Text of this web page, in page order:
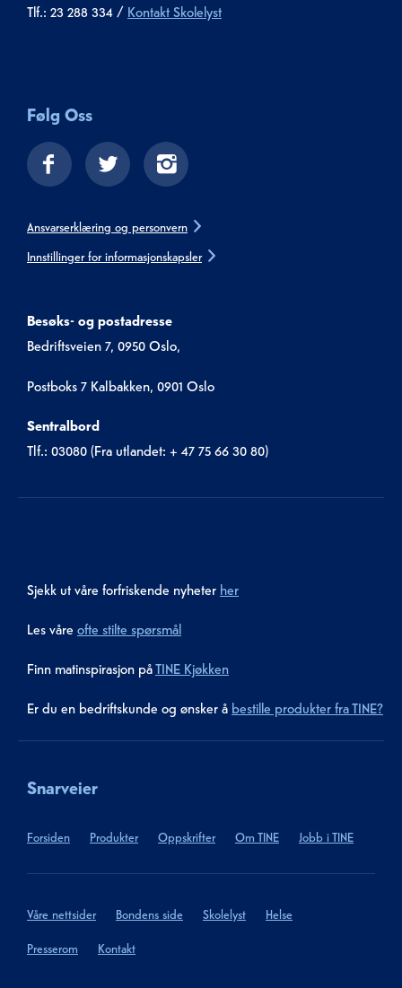
Tlf.: 23 288 334 / Kontakt Skolelyst
Følg Oss
Ansvarserklæring og personvern
Innstillinger for informasjonskapsler
Besøks- og postadresse
Bedriftsveien 7, 0950 Oslo,
Postboks 7 Kalbakken, 0901 Oslo
Sentralbord
Tlf.: 03080 (Fra utlandet: + 47 75 66 30 80)
Sjekk ut våre forfriskende nyheter her
Les våre ofte stilte spørsmål
Finn matinspirasjon påTINE Kjøkken
Er du en bedriftskunde og ønsker å bestille produkter fra TINE?
Snarveier
Forsiden Produkter Oppskrifter Om TINE Jobb i TINE
Våre nettsider Bondens side Skolelyst Helse
Presserom Kontakt